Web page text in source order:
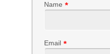
Name *
Email *